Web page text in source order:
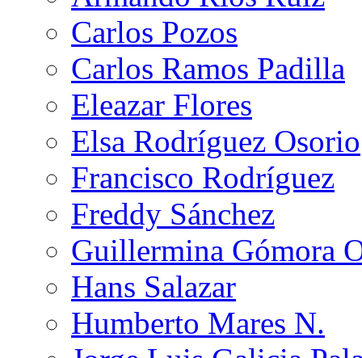
Carlos Pozos
Carlos Ramos Padilla
Eleazar Flores
Elsa Rodríguez Osorio
Francisco Rodríguez
Freddy Sánchez
Guillermina Gómora
Hans Salazar
Humberto Mares N.